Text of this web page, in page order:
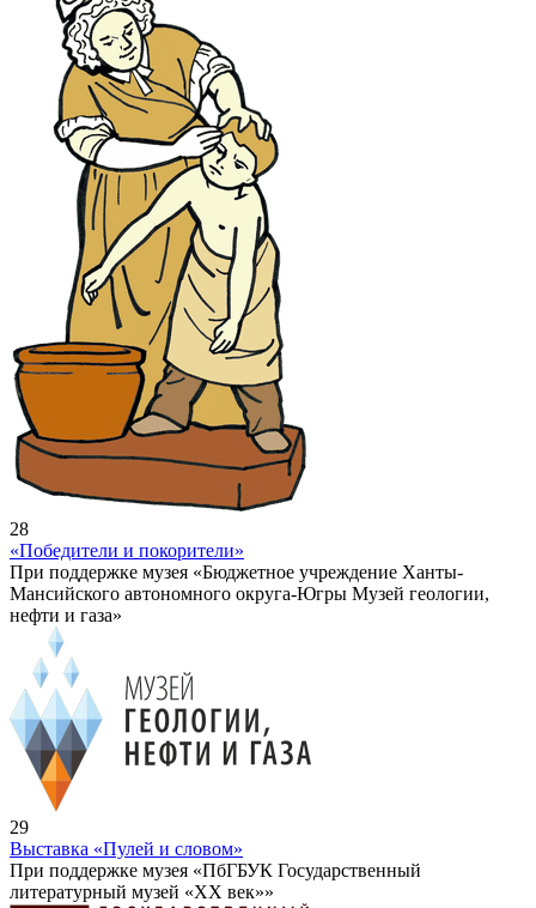
28
«Победители и покорители»
При поддержке музея «Бюджетное учреждение Ханты-
Мансийского автономного округа-Югры Музей геологии,
нефти и газа»
29
Выставка «Пулей и словом»
При поддержке музея «ПбГБУК Государственный
литературный музей «ХХ век»»